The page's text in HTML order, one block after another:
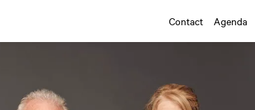
Contact Agenda